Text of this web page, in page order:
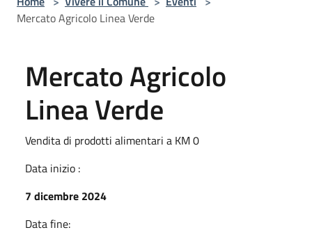
Mercato Agricolo Linea Verde
Mercato Agricolo
Linea Verde
Vendita di prodotti alimentari a KM 0
Data inizio :
7 dicembre 2024
Data fine: